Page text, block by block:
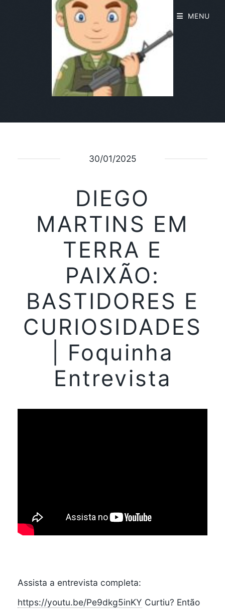
30/01/2025
DIEGO
MARTINS EM
TERRA E
PAIXÃO:
BASTIDORES E
CURIOSIDADES
| Foquinha
Entrevista
Assista a entrevista completa:
https://youtu.be/Pe9dkg5inKY Curtiu? Então
MENU